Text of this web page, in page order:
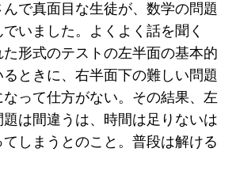
で真面目な生徒が、数学の問題
いました。よくよく話を聞く
た形式のテストの左半面の基本的
ときに、右半面下の難しい問題
って仕方がない。その結果、左
は間違うは、時間は足りないは
しまうとのこと。普段は解ける